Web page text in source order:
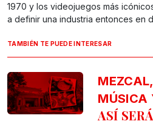
1970 y los videojuegos más
a definir una industria entonces en
TAMBIÉN TE PUEDE INTERESAR
MÚSICA
ASÍ